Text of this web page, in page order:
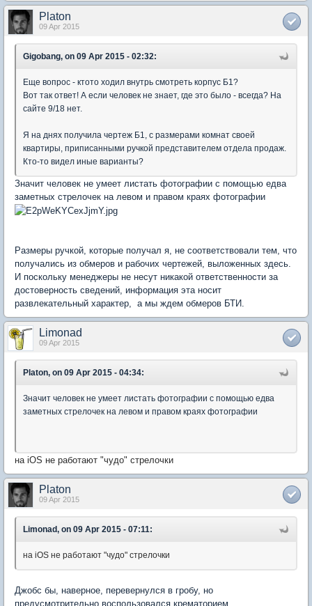
Platon
09 Apr 2015
Gigobang, on 09 Apr 2015 - 02:32:
Еще вопрос - ктото ходил внутрь смотреть корпус Б1?
Вот так ответ! А если человек не знает, где это было - всегда? На
сайте 9/18 нет.
Я на днях получила чертеж Б1, с размерами комнат своей
квартиры, приписанными ручкой представителем отдела продаж.
Кто-то видел иные варианты?
Значит человек не умеет листать фотографии с помощью едва
заметных стрелочек на левом и правом краях фотографии
Размеры ручкой, которые получал я, не соответствовали тем, что
получались из обмеров и рабочих чертежей, выложенных здесь.
И поскольку менеджеры не несут никакой ответственности за
достоверность сведений, информация эта носит
развлекательный характер, а мы ждем обмеров БТИ.
Limonad
09 Apr 2015
Platon, on 09 Apr 2015 - 04:34:
Значит человек не умеет листать фотографии с помощью едва
заметных стрелочек на левом и правом краях фотографии
на iOS не работают "чудо" стрелочки
Platon
09 Apr 2015
Limonad, on 09 Apr 2015 - 07:11:
на iOS не работают "чудо" стрелочки
Джобс бы, наверное, перевернулся в гробу, но
предусмотрительно воспользовался крематорием.